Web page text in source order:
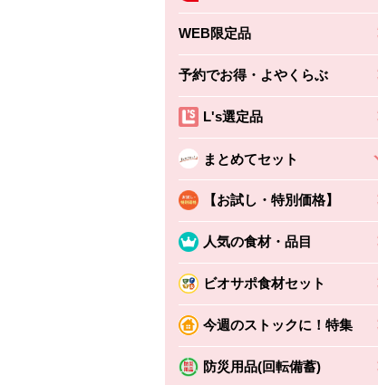
WEB限定品
予約でお得・よやくらぶ
L's選定品
まとめてセット
【お試し・特別価格】
人気の食材・品目
ビオサポ食材セット
今週のストックに！特集
防災用品(回転備蓄)